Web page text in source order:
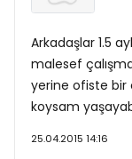
Arkadaşlar 1.5
malesef
yerine ofiste bir
koysam
25.04.2015 14:16